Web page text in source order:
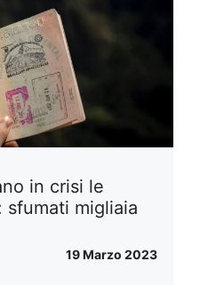
in crisi le
sfumati migliaia
19 Marzo 2023